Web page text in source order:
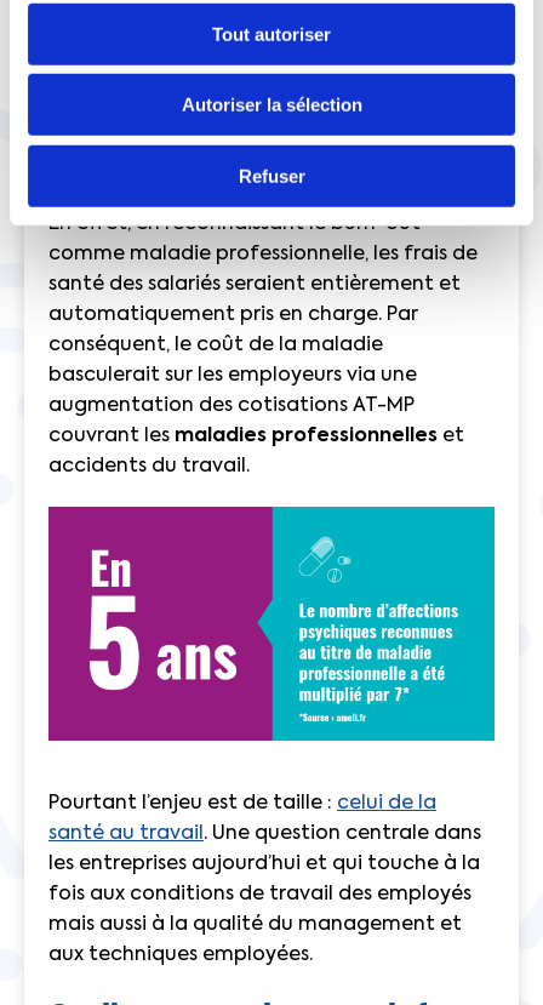
Tout autoriser
Autoriser la sélection
Refuser
instaure un lien entre activité et maladie
n’est donc pas applicable. Autre raison : le
coût et les implications de cette mesure
pour les entreprises !
En effet, en reconnaissant le burn-out
comme maladie professionnelle, les frais de
santé des salariés seraient entièrement et
automatiquement pris en charge. Par
conséquent, le coût de la maladie
basculerait sur les employeurs via une
augmentation des cotisations AT-MP
couvrant les maladies professionnelles et
accidents du travail.
Pourtant l’enjeu est de taille : celui de la
santé au travail . Une question centrale dans
les entreprises aujourd’hui et qui touche à la
fois aux conditions de travail des employés
mais aussi à la qualité du management et
aux techniques employées.